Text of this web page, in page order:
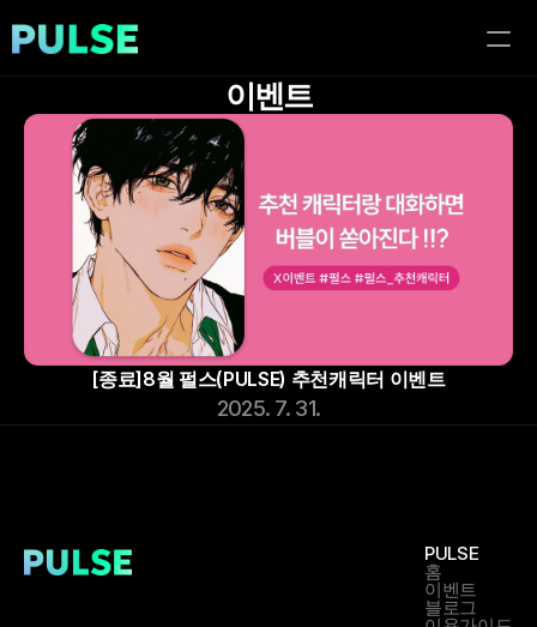
홈
이벤트
블로그
이용가이드
이벤트
[종료]8월 펄스(PULSE) 추천캐릭터 이벤트
2025. 7. 31.
PULSE
홈
이벤트
블로그